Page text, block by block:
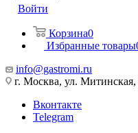
Войти
Корзина0
Избранные товары
info@gastromi.ru
г. Москва, ул.
Вконтакте
Telegram